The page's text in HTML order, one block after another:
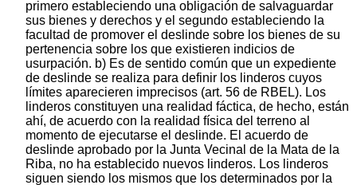
primero estableciendo una obligación de salvaguardar
sus bienes y derechos y el segundo estableciendo la
facultad de promover el deslinde sobre los bienes de su
pertenencia sobre los que existieren indicios de
usurpación. b) Es de sentido común que un expediente
de deslinde se realiza para definir los linderos cuyos
límites aparecieren imprecisos (art. 56 de RBEL). Los
linderos constituyen una realidad fáctica, de hecho, están
ahí, de acuerdo con la realidad física del terreno al
momento de ejecutarse el deslinde. El acuerdo de
deslinde aprobado por la Junta Vecinal de la Mata de la
Riba, no ha establecido nuevos linderos. Los linderos
siguen siendo los mismos que los determinados por la